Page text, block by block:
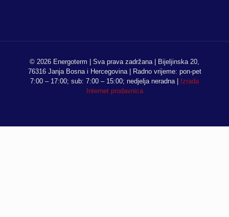
© 2026 Energoterm | Sva prava zadržana | Bijeljinska 20,
76316 Janja Bosna i Hercegovina | Radno vrijeme: pon-pet
7:00 – 17:00; sub: 7:00 – 15:00; nedjelja neradna |
Izrada
Internet prodavnica